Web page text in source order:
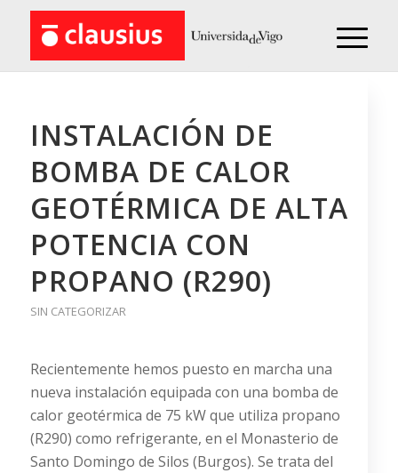
INSTALACIÓN DE
BOMBA DE CALOR
GEOTÉRMICA DE ALTA
POTENCIA CON
PROPANO (R290)
SIN CATEGORIZAR
Recientemente hemos puesto en marcha una
nueva instalación equipada con una bomba de
calor geotérmica de 75 kW que utiliza propano
(R290) como refrigerante, en el Monasterio de
Santo Domingo de Silos (Burgos). Se trata del